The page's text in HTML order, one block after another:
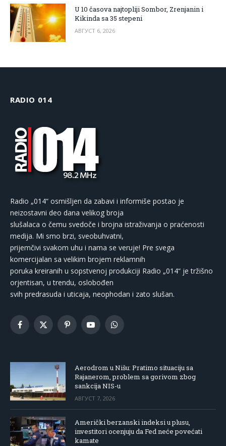
U 10 časova najtopliji Sombor, Zrenjanin i
Kikinda sa 35 stepeni
АВГУСТ 6, 2026
RADIO 014
Radio „014“ osmišljen da zabavi i informiše postao je
neizostavni deo dana velikog broja
slušalaca o čemu svedoče i brojna istraživanja o praćenosti
medija. Mi smo brzi, sveobuhvatni,
prijemčivi svakom uhu i nama se veruje! Pre svega
komercijalan sa velikim brojem reklamnih
poruka kreiranih u sopstvenoj produkciji Radio „014“ je tržišno
orjentisan, u trendu, oslobođen
svih predrasuda i uticaja, neophodan i zato slušan.
Facebook
X
PinterestYouTubeWhatsApp
Aerodrom u Nišu: Pratimo situaciju sa
Rajanerom, problem sa gorivom zbog
sankcija NIS-u
АВГУСТ 7, 2026
Američki berzanski indeksi u plusu,
investitori ocenjuju da Fed neće povećati
kamate